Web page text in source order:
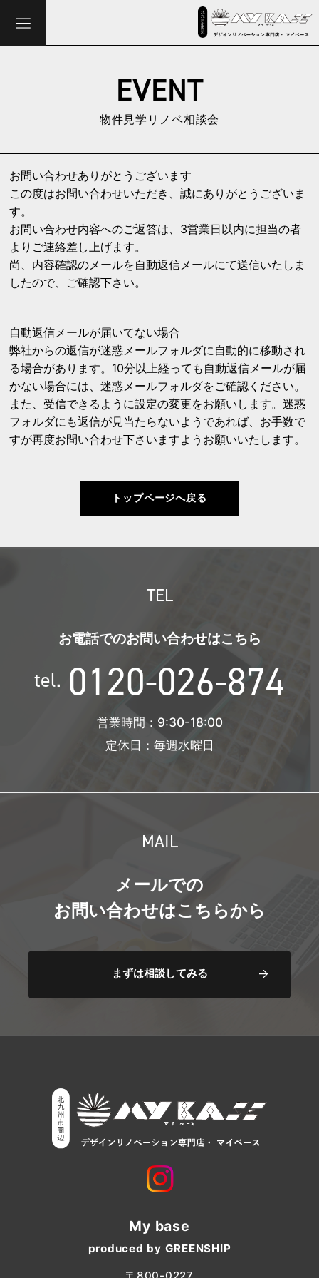
EVENT
物件見学リノベ相談会
お問い合わせありがとうございます
この度はお問い合わせいただき、誠にありがとうございま
す。
お問い合わせ内容へのご返答は、3営業日以内に担当の者
よりご連絡差し上げます。
尚、内容確認のメールを自動返信メールにて送信いたしま
したので、ご確認下さい。
自動返信メールが届いてない場合
弊社からの返信が迷惑メールフォルダに自動的に移動され
る場合があります。10分以上経っても自動返信メールが届
かない場合には、迷惑メールフォルダをご確認ください。
また、受信できるように設定の変更をお願いします。迷惑
フォルダにも返信が見当たらないようであれば、お手数で
すが再度お問い合わせ下さいますようお願いいたします。
トップページへ戻る
TEL
お電話でのお問い合わせはこちら
tel. 0120-026-874
営業時間：9:30-18:00
定休日：毎週水曜日
MAIL
メールでの
お問い合わせはこちらから
まずは相談してみる
My base
produced by GREENSHIP
〒800-0227